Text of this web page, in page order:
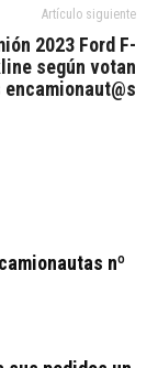
Artículo siguiente
2023 Ford F-
según votan
encamionaut@s
nº